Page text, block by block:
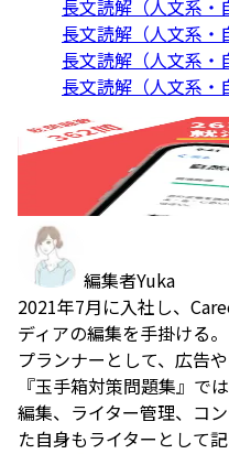
長文読解（人文系・
長文読解（人文系・
長文読解（人文系
長文読解（人文系
編集者Yuka
2021年7月に入社し、
ディアの編集を手掛ける
プランナーとして、広告
『玉手箱対策問題集』で
編集、ライター管理、コ
た自身もライターとして